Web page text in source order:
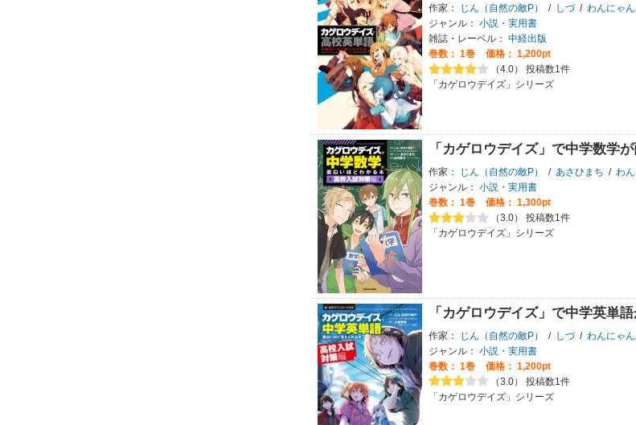
作家： じん（自然の敵P） / しづ / わんにゃ
ジャンル： 小説・実用書
雑誌・レーベル： 中経出版
巻数： 1巻
価格： 1,200pt
（4.0） 投稿数1件
「カゲロウデイズ」シリーズ
「カゲロウデイズ」で中学数学
作家： じん（自然の敵P） / あさひまち / わ
ジャンル： 小説・実用書
巻数： 1巻
価格： 1,300pt
（3.0） 投稿数1件
「カゲロウデイズ」シリーズ
「カゲロウデイズ」で中学英単
作家： じん（自然の敵P） / しづ / わんにゃ
ジャンル： 小説・実用書
巻数： 1巻
価格： 1,200pt
（3.0） 投稿数1件
「カゲロウデイズ」シリーズ